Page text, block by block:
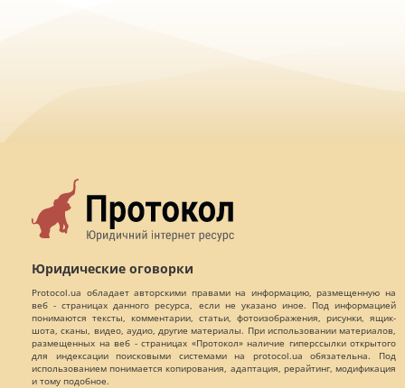
Юридические оговорки
Protocol.ua обладает авторскими правами на информацию, размещенную на
веб - страницах данного ресурса, если не указано иное. Под информацией
понимаются тексты, комментарии, статьи, фотоизображения, рисунки, ящик-
шота, сканы, видео, аудио, другие материалы. При использовании материалов,
размещенных на веб - страницах «Протокол» наличие гиперссылки открытого
для индексации поисковыми системами на protocol.ua обязательна. Под
использованием понимается копирования, адаптация, рерайтинг, модификация
и тому подобное.